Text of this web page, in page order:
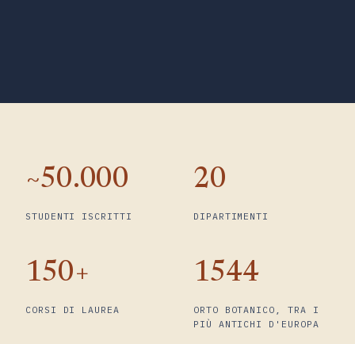
~50.000
STUDENTI ISCRITTI
20
DIPARTIMENTI
150+
CORSI DI LAUREA
1544
ORTO BOTANICO, TRA I
PIÙ ANTICHI D'EUROPA